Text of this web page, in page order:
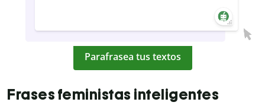
Parafrasea tus textos
Frases feministas inteligentes